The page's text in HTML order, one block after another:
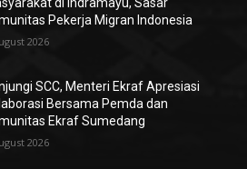
Pekerja Migran Indonesia
2026
SCC, Menteri Ekraf Apresiasi
Bersama Pemda dan
Ekraf Sumedang
2026